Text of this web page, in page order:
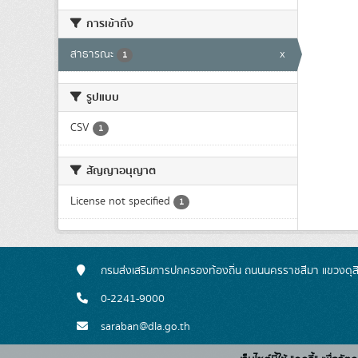
การเข้าถึง
สาธารณะ 1 x
รูปแบบ
CSV 1
สัญญาอนุญาต
License not specified 1
กรมส่งเสริมการปกครองท้องถิ่น ถนนนครราชสีมา แขวง
0-2241-9000
saraban@dla.go.th